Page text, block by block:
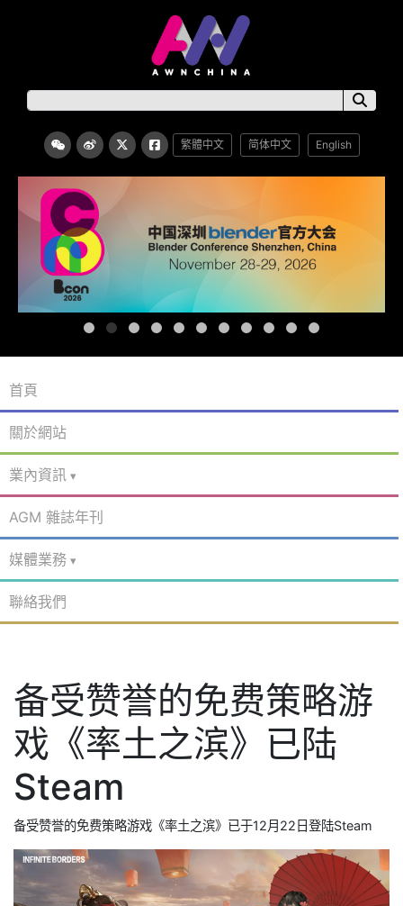
繁體中文 简体中文 English
首頁
關於網站
業內資訊
AGM 雜誌年刊
媒體業務
聯絡我們
备受赞誉的免费策略游
戏《率土之滨》已陆
Steam
备受赞誉的免费策略游戏《率土之滨》已于12月22日登陆Steam